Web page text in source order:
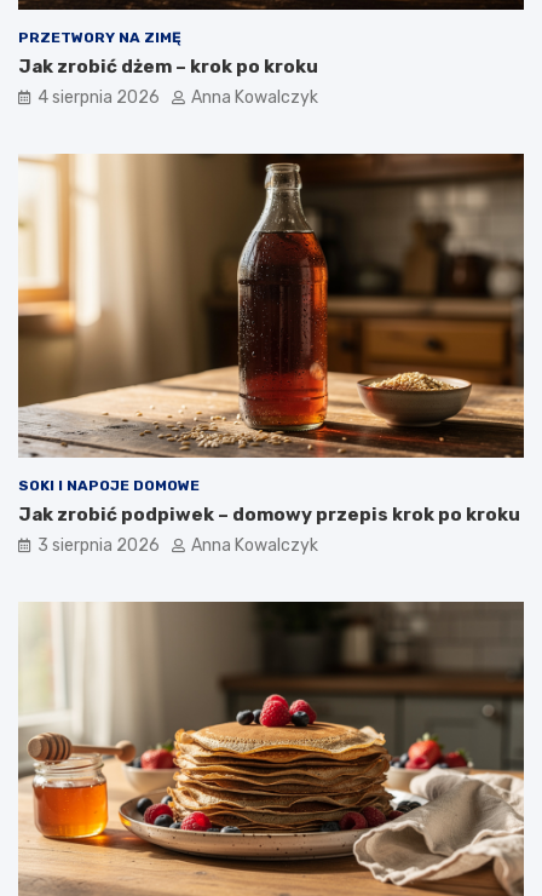
PRZETWORY NA ZIMĘ
Jak zrobić dżem – krok po kroku
4 sierpnia 2026 Anna Kowalczyk
SOKI I NAPOJE DOMOWE
Jak zrobić podpiwek – domowy przepis krok po kroku
3 sierpnia 2026 Anna Kowalczyk